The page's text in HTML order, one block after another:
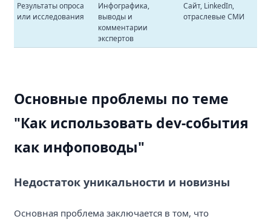
Результаты опроса
или исследования
Инфографика,
выводы и
комментарии
экспертов
Сайт, LinkedIn,
отраслевые СМИ
Основные проблемы по теме
"Как использовать dev-события
как инфоповоды"
Недостаток уникальности и новизны
Основная проблема заключается в том, что